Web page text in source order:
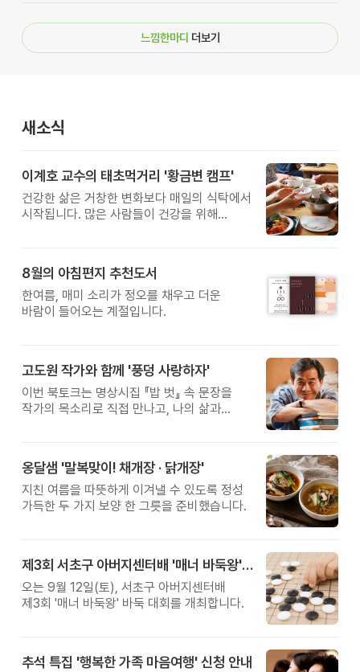
느낌한마디 더보기
새소식
이계호 교수의 태초먹거리 '황금변 캠프'
건강한 삶은 거창한 변화보다 매일의 식탁에서
시작됩니다. 많은 사람들이 건강을 위해
받은 이계호 교수와 함께하는 태초먹거리
황금변 캠프
8월의 아침편지 추천도서
한여름, 매미 소리가 정오를 채우고 더운
바람이 들어오는 계절입니다.
고도원 작가와 함께 '풍덩 사랑하자'
이번 북토크는 명상시집 『밥 벗』 속 문장을
작가의 목소리로 직접 만나고, 나의 삶과
옹달샘 '말복맞이! 채개장 · 닭개장'
지친 여름을 따뜻하게 이겨낼 수 있도록 정성
가득한 두 가지 보양 한 그릇을 준비했습니다.
제3회 서초구 아버지센터배 '매너 바둑왕' 대회
오는 9월 12일(토), 서초구 아버지센터배
제3회 '매너 바둑왕' 바둑 대회를 개최합니다.
추석 특집 '행복한 가족 마음여행' 신청 안내